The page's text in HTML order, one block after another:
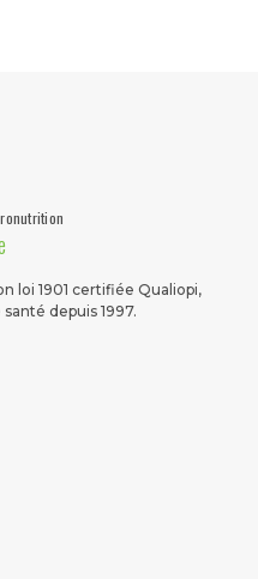
loi 1901 certifiée Qualiopi,
depuis 1997.